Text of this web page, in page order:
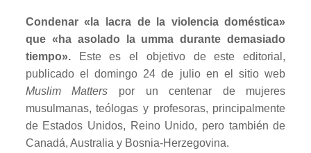
Condenar «la lacra de la violencia doméstica»
que «ha asolado la umma durante demasiado
tiempo».Este es el objetivo de este editorial,
publicado el domingo 24 de julio en el sitio web
Muslim Matters por un centenar de mujeres
musulmanas, teólogas y profesoras, principalmente
de Estados Unidos, Reino Unido, pero también de
Canadá, Australia y Bosnia-Herzegovina.